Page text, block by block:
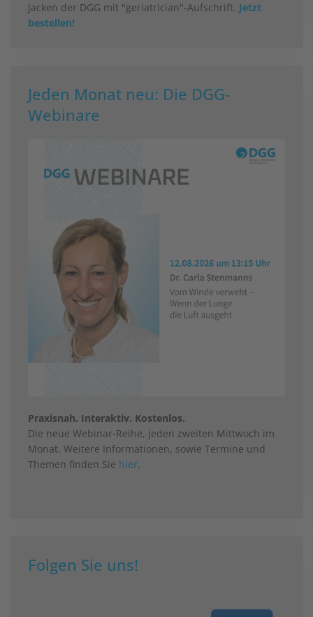
Jacken der DGG mit "geriatrician"-Aufschrift. Jetzt
bestellen!
Jeden Monat neu: Die DGG-
Webinare
Praxisnah. Interaktiv. Kostenlos.
Die neue Webinar-Reihe, jeden zweiten Mittwoch im
Monat. Weitere Informationen, sowie Termine und
Themen finden Sie hier.
Folgen Sie uns!